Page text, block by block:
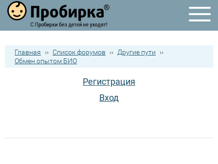
Главная ›› Список форумов ›› Другие пути
››
Обмен опытом БИО
Регистрация
Вход